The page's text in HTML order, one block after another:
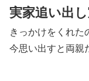
実家追い出
きっかけをくれた
今思い出すと両親